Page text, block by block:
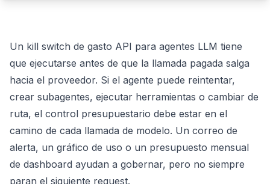
Un kill switch de gasto API para agentes LLM tiene
que ejecutarse antes de que la llamada pagada salga
hacia el proveedor. Si el agente puede reintentar,
crear subagentes, ejecutar herramientas o cambiar de
ruta, el control presupuestario debe estar en el
camino de cada llamada de modelo. Un correo de
alerta, un gráfico de uso o un presupuesto mensual
de dashboard ayudan a gobernar, pero no siempre
paran el siguiente request.